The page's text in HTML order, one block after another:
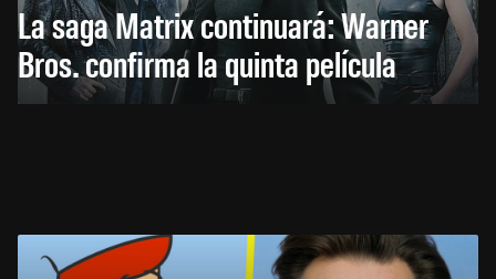
La saga Matrix continuará: Warner
Bros. confirma la quinta película